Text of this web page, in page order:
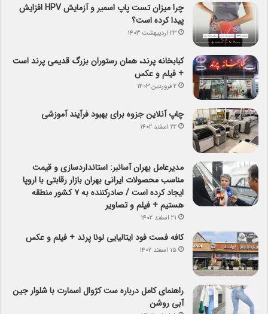
چرا میزان تست پاپ اسمیر و آزمایش HPV افزایش
پیدا کرده است؟
۲۳ اردیبهشت ۱۴۰۳
کبابخانه پرند، همان رستوران بزرگ قدیمی پرند است
+ فیلم و عکس
۲ فروردین ۱۴۰۳
چاپ آنلاین جزوه برای بهبود فرآیند آموزشی
۲۲ اسفند ۱۴۰۲
مدیرعامل بهران آسانبر: استانداردسازی و قیمت
مناسب محصولات ایرانی بهران بازار رقابتی با اروپا
ایجاد کرده است / صادرکننده به ۷ کشور منطقه
هستیم + فیلم و تصاویر
۲۱ اسفند ۱۴۰۲
کافه فست فود ایتالیایی لونا پرند + فیلم و عکس
۱۵ اسفند ۱۴۰۲
راهنمای کامل درباره ست کژوال اسمارت با شلوار جین
آبی روشن